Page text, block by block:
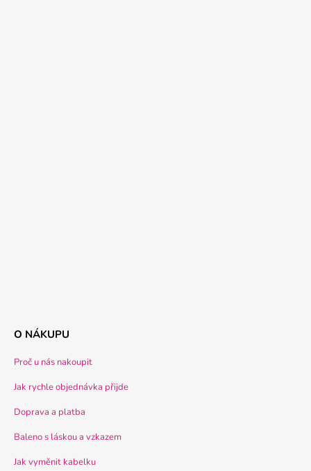
O NÁKUPU
Proč u nás nakoupit
Jak rychle objednávka přijde
Doprava a platba
Baleno s láskou a vzkazem
Jak vyměnit kabelku